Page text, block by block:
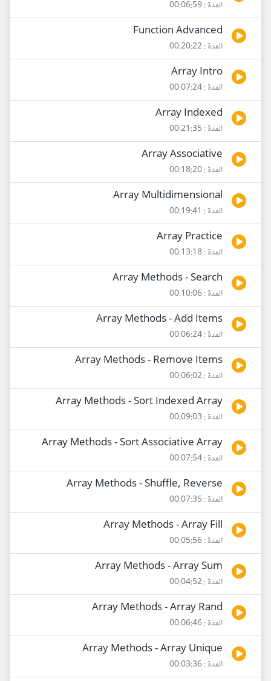
المدة : 00:06:59
Function Advanced
المدة : 00:20:22
Array Intro
المدة : 00:07:24
Array Indexed
المدة : 00:21:35
Array Associative
المدة : 00:18:20
Array Multidimensional
المدة : 00:19:41
Array Practice
المدة : 00:13:18
Array Methods - Search
المدة : 00:10:06
Array Methods - Add Items
المدة : 00:06:24
Array Methods - Remove Items
المدة : 00:06:02
Array Methods - Sort Indexed Array
المدة : 00:09:03
Array Methods - Sort Associative Array
المدة : 00:07:54
Array Methods - Shuffle, Reverse
المدة : 00:07:35
Array Methods - Array Fill
المدة : 00:05:56
Array Methods - Array Sum
المدة : 00:04:52
Array Methods - Array Rand
المدة : 00:06:46
Array Methods - Array Unique
المدة : 00:03:36